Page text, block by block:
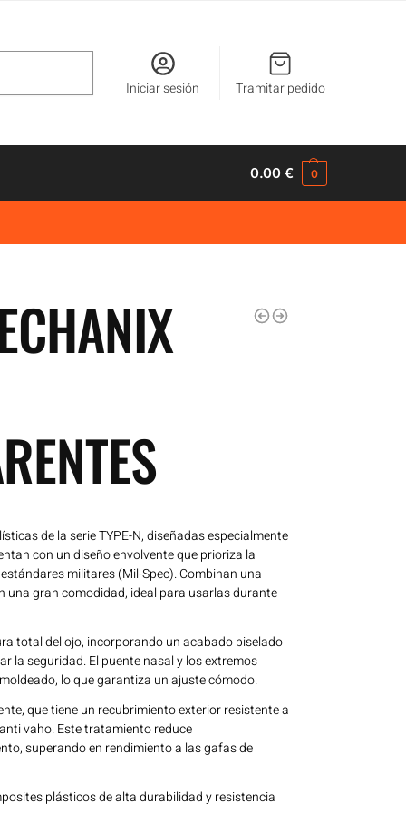
Iniciar sesión Tramitar pedido
0.00€ 0
de la serie TYPE-N, diseñadas especialmente
con un diseño envolvente que prioriza la
militares (Mil-Spec). Combinan una
una gran comodidad, ideal para usarlas durante
total del ojo, incorporando un acabado biselado
la seguridad. El puente nasal y los extremos
lo que garantiza un ajuste cómodo.
que tiene un recubrimiento exterior resistente a
vaho. Este tratamiento reduce
superando en rendimiento a las gafas de
plásticos de alta durabilidad y resistencia